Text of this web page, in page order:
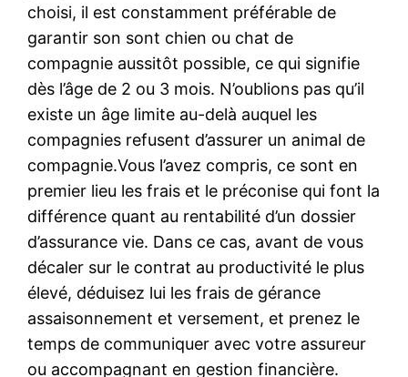
choisi, il est constamment préférable de
garantir son sont chien ou chat de
compagnie aussitôt possible, ce qui signifie
dès l’âge de 2 ou 3 mois. N’oublions pas qu’il
existe un âge limite au-delà auquel les
compagnies refusent d’assurer un animal de
compagnie.Vous l’avez compris, ce sont en
premier lieu les frais et le préconise qui font la
différence quant au rentabilité d’un dossier
d’assurance vie. Dans ce cas, avant de vous
décaler sur le contrat au productivité le plus
élevé, déduisez lui les frais de gérance
assaisonnement et versement, et prenez le
temps de communiquer avec votre assureur
ou accompagnant en gestion financière.